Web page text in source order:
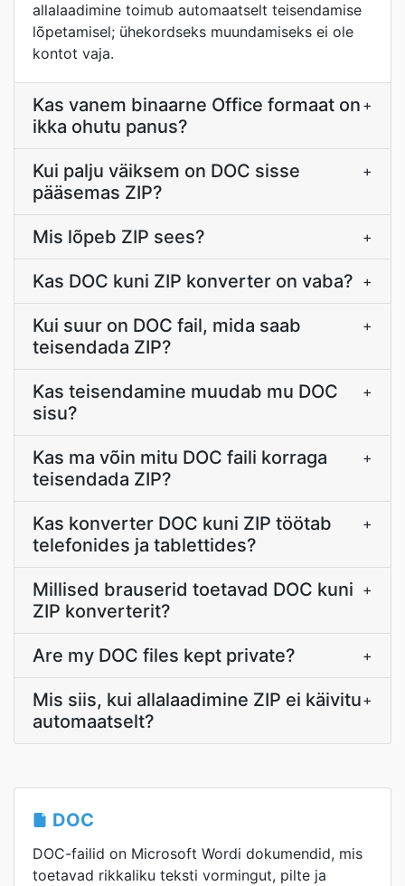
allalaadimine toimub automaatselt teisendamise
lõpetamisel; ühekordseks muundamiseks ei ole
kontot vaja.
Kas vanem binaarne Office formaat on
ikka ohutu panus?
+
Kui palju väiksem on DOC sisse
pääsemas ZIP?
+
Mis lõpeb ZIP sees? +
Kas DOC kuni ZIP konverter on vaba? +
Kui suur on DOC fail, mida saab
teisendada ZIP?
+
Kas teisendamine muudab mu DOC
sisu?
+
Kas ma võin mitu DOC faili korraga
teisendada ZIP?
+
Kas konverter DOC kuni ZIP töötab
telefonides ja tablettides?
+
Millised brauserid toetavad DOC kuni
ZIP konverterit?
+
Are my DOC files kept private? +
Mis siis, kui allalaadimine ZIP ei käivitu
automaatselt?
+
DOC
DOC-failid on Microsoft Wordi dokumendid, mis
toetavad rikkaliku teksti vormingut, pilte ja